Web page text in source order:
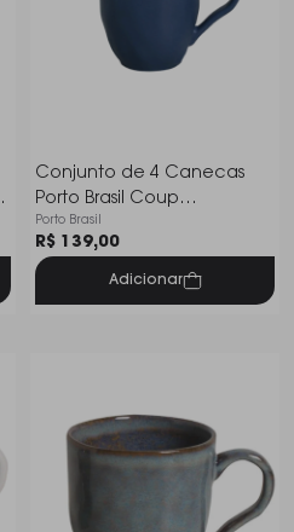
Conjunto de 4 Canecas
Porto Brasil Coup
Stoneware Boreal 273 Ml
Porto Brasil
R$ 139,00
Adicionar